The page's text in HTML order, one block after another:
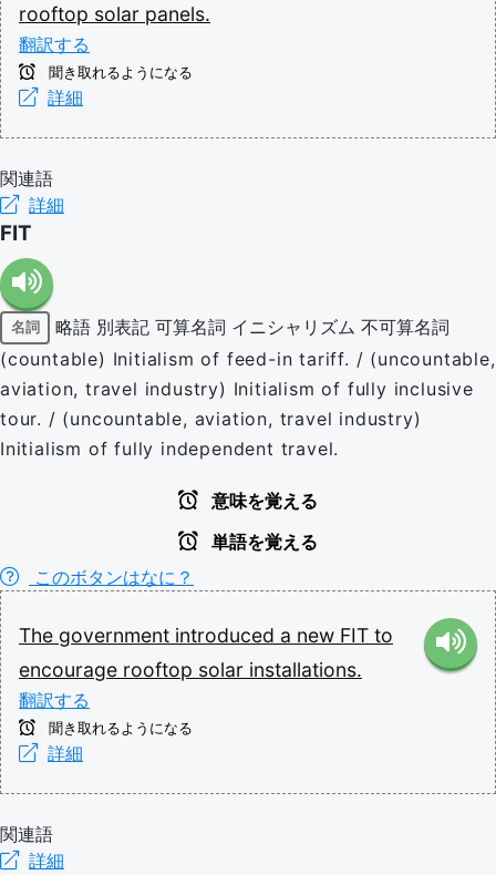
rooftop solar panels.
翻訳する
聞き取れるようになる
詳細
関連語
詳細
FIT
名詞 略語 別表記 可算名詞 イニシャリズム 不可算名詞
(countable) Initialism of feed-in tariff. / (uncountable,
aviation, travel industry) Initialism of fully inclusive
tour. / (uncountable, aviation, travel industry)
Initialism of fully independent travel.
意味を覚える
単語を覚える
このボタンはなに？
The government introduced a new FIT to
encourage rooftop solar installations.
翻訳する
聞き取れるようになる
詳細
関連語
詳細